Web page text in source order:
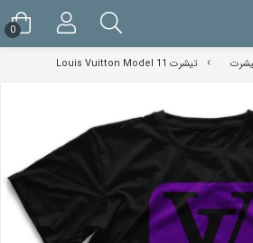
تیشرت Louis Vuitton Model 11
0